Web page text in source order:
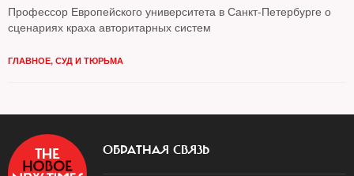
Профессор Европейского университета в Санкт-Петербурге о
сценариях краха авторитарных систем
ГЛАВНОЕ, СУД И ТЮРЬМА
ОБРАТНАЯ СВЯЗЬ